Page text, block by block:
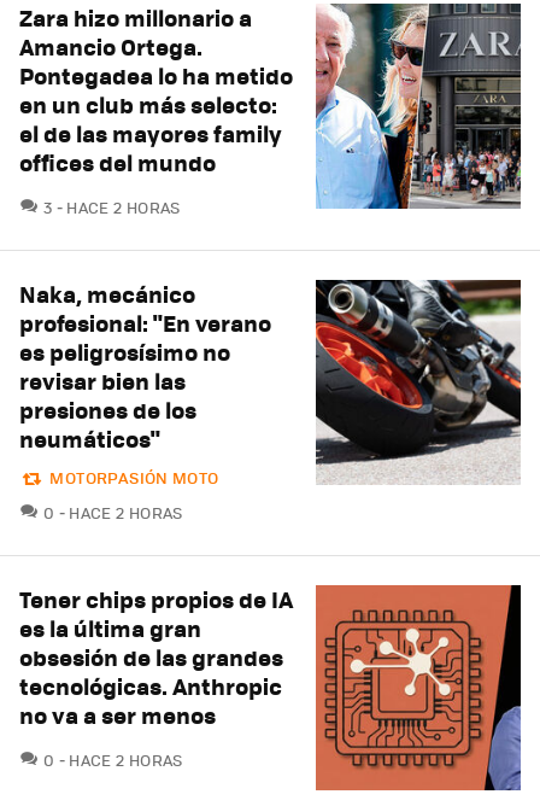
Zara hizo millonario a
Amancio Ortega.
Pontegadea lo ha metido
en un club más selecto:
el de las mayores family
offices del mundo
3 COMENTARIOS
HACE 2 HORAS
Naka, mecánico
profesional: "En verano
es peligrosísimo no
revisar bien las
presiones de los
neumáticos"
MOTORPASIÓN MOTO
0 COMENTARIOS
HACE 2 HORAS
Tener chips propios de IA
es la última gran
obsesión de las grandes
tecnológicas. Anthropic
no va a ser menos
0 COMENTARIOS
HACE 2 HORAS